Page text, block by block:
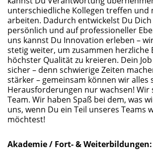
unterschiedliche Kollegen treffen und
arbeiten. Dadurch entwickelst Du
persönlich und auf professioneller
uns kannst Du Innovation erleben –
stetig weiter, um zusammen herzliche
höchster Qualität zu kreieren. Dein
sicher – denn schwierige Zeiten
stärker – gemeinsam können wir alles
Herausforderungen nur wachsen! Wir
Team. Wir haben Spaß bei dem, was
uns, wenn Du ein Teil unseres Teams
möchtest!
Akademie / Fort- & Weiterbildungen: